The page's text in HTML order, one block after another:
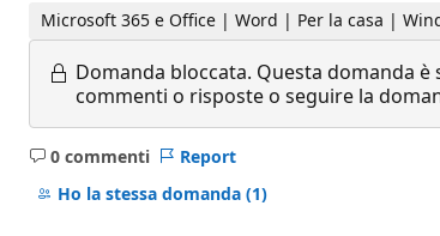
Microsoft 365 e Office | Word | Per la casa |
Domanda bloccata. Questa domanda
commenti o risposte o seguire la
0 commenti
Nessun
commento
Report
Ho la stessa domanda (1)